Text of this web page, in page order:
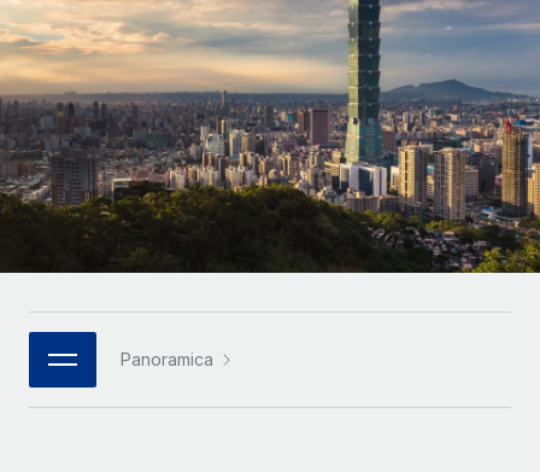
Affidati agli esperti per la gestione HR e la
compliance globale
flessibile
CASE STUDIES
Cultivating a Thriving Remote-First Culture in
Partnership with Remote
At a glance Discover the evolution of TheyDo, a pioneering
journey management platform that has...
Deutsch
Español
Italiano
Português (Portugal)
日本語
한국어
中文（简体）
Panoramica